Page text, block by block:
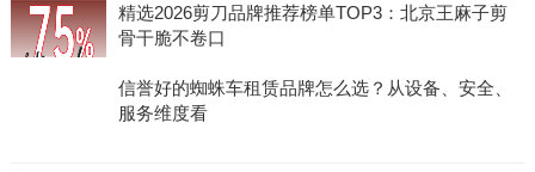
精选2026剪刀品牌推荐榜单TOP3：北京王麻子剪
骨干脆不卷口
信誉好的蜘蛛车租赁品牌怎么选？从设备、安全、
服务维度看